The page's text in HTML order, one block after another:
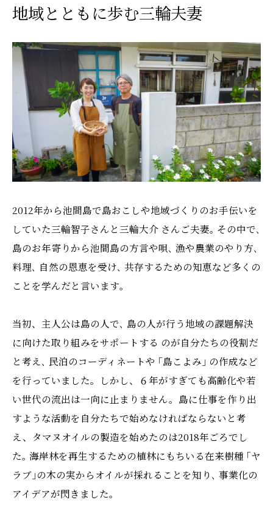
地域とともに歩む三輪夫妻
2012年から池間島で島おこしや地域づくりのお手伝いを
していた三輪智子さんと三輪大介 さんご夫妻｡ その中で､
島のお年寄りから池間島の方言や唄､ 漁や農業のやり方､
料理､ 自然の恩恵を受け､ 共存するための知恵など多くの
ことを学んだと言います｡
当初、主人公は島の人で､ 島の人が行う地域の課題解決
に向けた取り組みをサポートする のが自分たちの役割だ
と考え､ 民泊のコーディネートや ｢島こよみ｣ の作成など
を行っていました。しかし、６年がすぎても高齢化や若
い世代の流出は一向に止まりません。島に仕事を作り出
すような活動を自分たちで始めなければならないと考
え、タマヌオイルの製造を始めたのは2018年ごろでし
た｡ 海岸林を再生するための植林にもちいる在来樹種 ｢ヤ
ラブ｣の木の実からオイルが採れることを知り､ 事業化の
アイデアが閃きました｡